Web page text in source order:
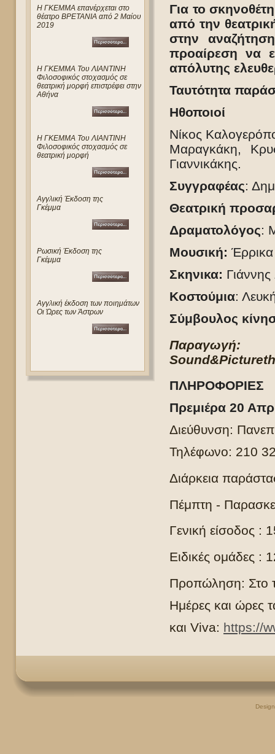
Η ΓΚΕΜΜΑ επανέρχεται στο
θέατρο ΒΡΕΤΑΝΙΑ από 2 Μαίου
2019
Η ΓΚΕΜΜΑ Του ΛΙΑΝΤΙΝΗ
Φιλοσοφικός στοχασμός σε
θεατρική μορφή επιστρέφει στην
Αθήνα
Η ΓΚΕΜΜΑ Του ΛΙΑΝΤΙΝΗ
Φιλοσοφικός στοχασμός σε
θεατρική μορφή
Αγγλική Έκδοση της
Γκέμμα
Ρωσική Έκδοση της
Γκέμμα
Αγγλική έκδοση των ποιημάτων
Οι Ώρες των Άστρων
Για το
από την
στην
προαίρεση να
απόλυτης
Ταυτότητα
Ηθοποιοί
Νίκος
Μαραγκάκη,
Γιαννικάκης.
Συγγραφέας:
Θεατρική
Δραματολόγος:
Μουσική:
Σκηνικα: Γιάννης
Κοστούμια:
Σύμβουλος
Sound&Picture
ΠΛΗΡΟΦΟΡΙΕΣ
Πρεμιέρα 20
Διεύθυνση:
Τηλέφωνο: 210
Διάρκεια
Πέμπτη -
Γενική είσοδος :
Ειδικές ομάδες :
Προπώληση: Στο
Ημέρες και ώρες
και Viva: https://